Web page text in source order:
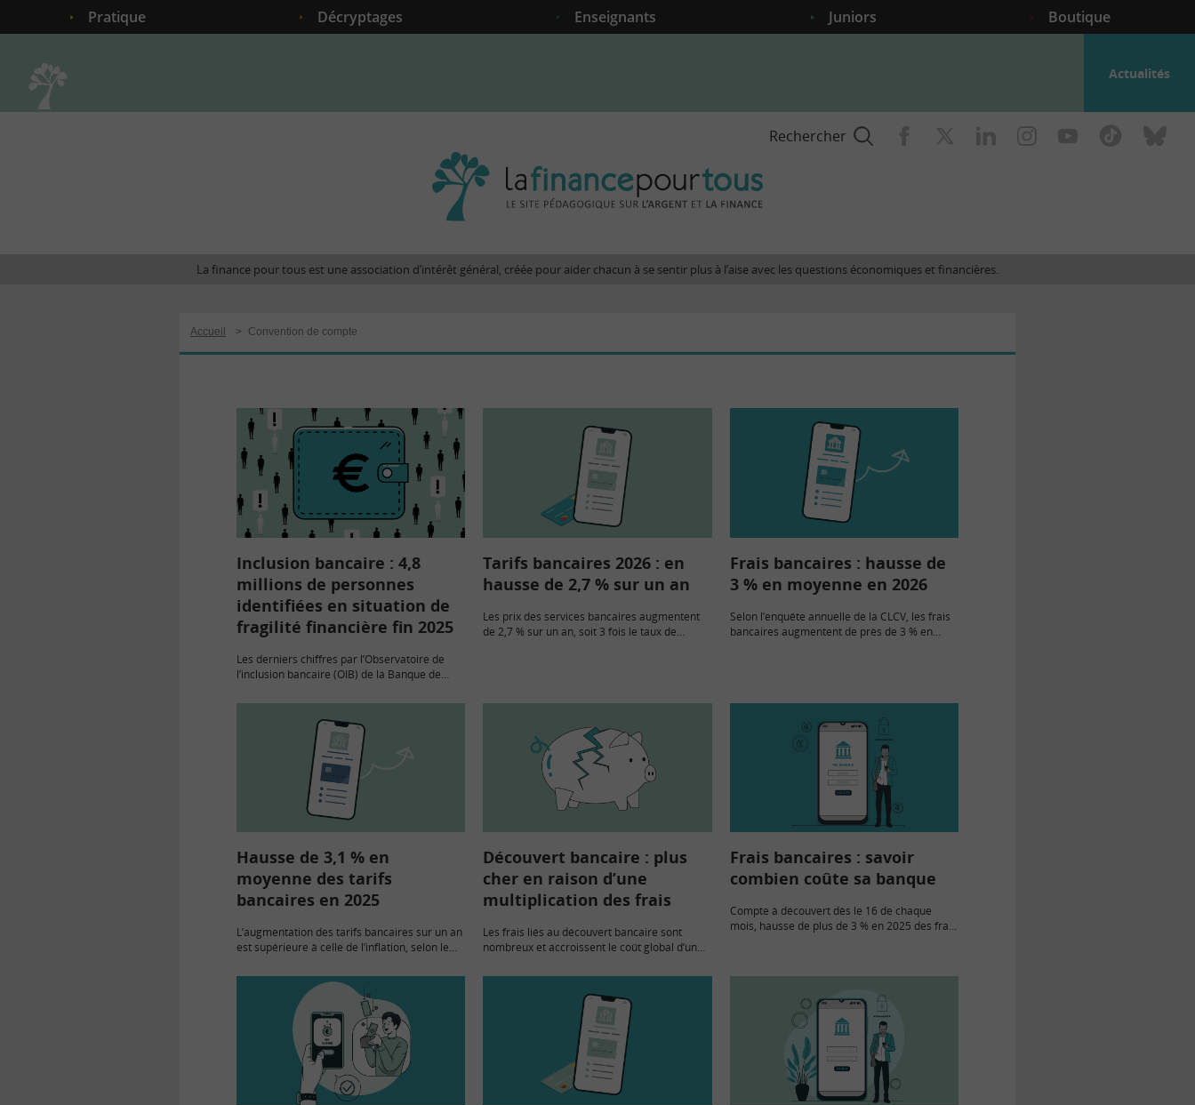
Pratique Décryptages Enseignants Juniors Boutique
Actualités
Rechercher
finance
site
et
La finance pour tous est une association d’intérêt général, créée pour aider chacun à se sentir plus à l’aise avec les questions économiques et financières.
Accueil > Convention de compte
Inclusion bancaire : 4,8
millions de personnes
identifiées en situation de
fragilité financière fin 2025
Les derniers chiffres par l’Observatoire de
l’inclusion bancaire (OIB) de la Banque de
font aussi état d’une progression de la
souscription de l’offre…
Tarifs bancaires 2026 : en
hausse de 2,7 % sur un an
Les prix des services bancaires augmentent
de 2,7 % sur un an, soit 3 fois le taux de
Frais bancaires : hausse de
3 % en moyenne en 2026
Selon l’enquête annuelle de la CLCV, les frais
bancaires augmentent de près de 3 % en
Hausse de 3,1 % en
moyenne des tarifs
bancaires en 2025
L’augmentation des tarifs bancaires sur un an
est supérieure à celle de l’inflation, selon le
des tarifs bancaires. Il note une forte hausse
Découvert bancaire : plus
cher en raison d’une
multiplication des frais
Les frais liés au découvert bancaire sont
nombreux et accroissent le coût global d’un
frais de gestion, commissions d’intervention…
Une pratique dénoncée par une association…
Frais bancaires : savoir
combien coûte sa banque
Compte à découvert dès le 16 de chaque
mois, hausse de plus de 3 % en 2025 des frais